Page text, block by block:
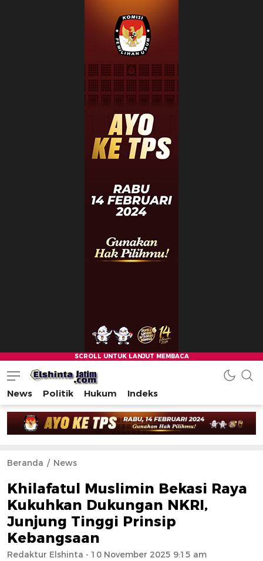
News Politik Hukum Indeks
Beranda News
Khilafatul Muslimin Bekasi Raya
Kukuhkan Dukungan NKRI,
Junjung Tinggi Prinsip
Kebangsaan
Redaktur Elshinta - 10 November 2025 9:15 am